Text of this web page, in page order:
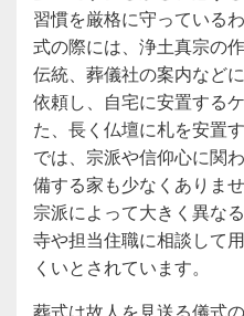
習慣を厳格に守っている
式の際には、浄土真宗の
伝統、葬儀社の案内など
依頼し、自宅に安置する
た、長く仏壇に札を安置
では、宗派や信仰心に関
備する家も少なくありま
宗派によって大きく異な
寺や担当住職に相談して
くいとされています。